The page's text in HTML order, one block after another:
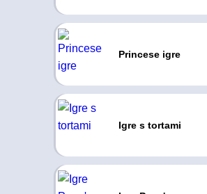
Princese igre
Igre s tortami